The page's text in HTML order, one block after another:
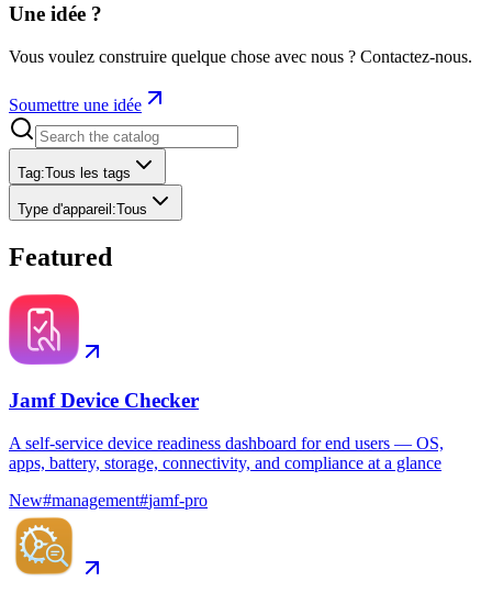
Une idée ?
Vous voulez construire quelque chose avec nous ? Contactez-nous.
Soumettre une idée
Tag:Tous les tags
Type d'appareil:Tous
Featured
Jamf Device Checker
A self-service device readiness dashboard for end users — OS,
apps, battery, storage, connectivity, and compliance at a glance
New#management#jamf-pro